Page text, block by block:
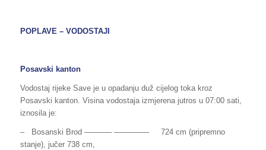
POPLAVE – VODOSTAJI
Posavski kanton
Vodostaj rijeke Save je u opadanju duž cijelog toka kroz
Posavski kanton. Visina vodostaja izmjerena jutros u 07:00 sati,
iznosila je:
– Bosanski Brod ———– ————– 724 cm (pripremno
stanje), jučer 738 cm,